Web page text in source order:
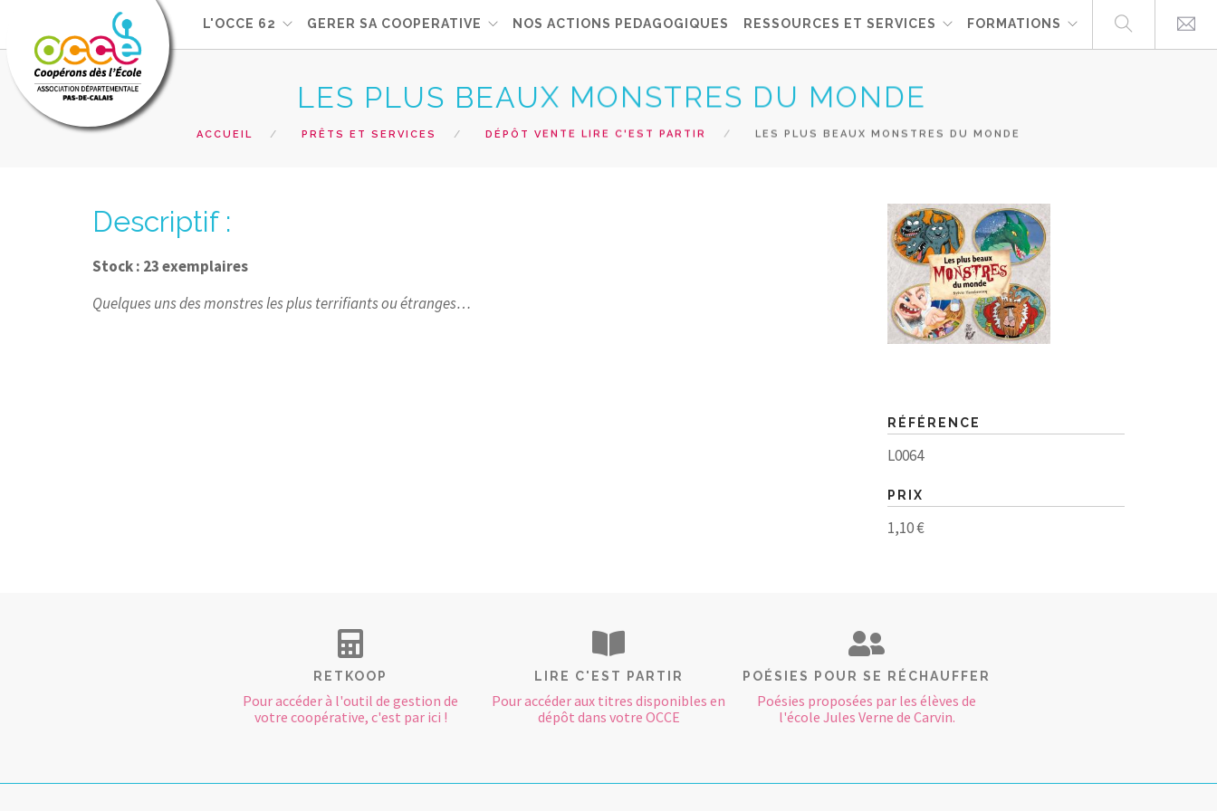
L'OCCE 62 GERER SA COOPERATIVE NOS ACTIONS PEDAGOGIQUES RESSOURCES ET SERVICES FORMATIONS
LES PLUS BEAUX MONSTRES DU MONDE
ACCUEIL PRÊTS ET SERVICES DÉPÔT VENTE LIRE C'EST PARTIR LES PLUS BEAUX MONSTRES DU MONDE
Descriptif :
Stock : 23 exemplaires
Quelques uns des monstres les plus terrifiants ou étranges…
RÉFÉRENCE
L0064
PRIX
1,10 €
RETKOOP
Pour accéder à l'outil de gestion de
votre coopérative, c'est par ici !
LIRE C'EST PARTIR
Pour accéder aux titres disponibles en
dépôt dans votre OCCE
POÉSIES POUR SE RÉCHAUFFER
Poésies proposées par les élèves de
l'école Jules Verne de Carvin.